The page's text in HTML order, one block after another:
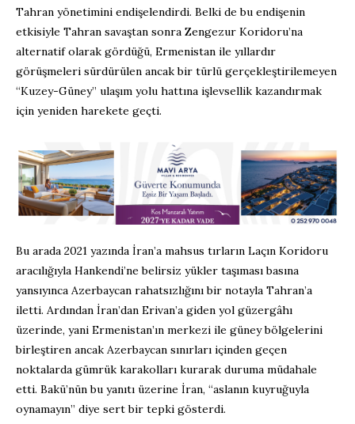
Tahran yönetimini endişelendirdi. Belki de bu endişenin
etkisiyle Tahran savaştan sonra Zengezur Koridoru’na
alternatif olarak gördüğü, Ermenistan ile yıllardır
görüşmeleri sürdürülen ancak bir türlü gerçekleştirilemeyen
“Kuzey-Güney” ulaşım yolu hattına işlevsellik kazandırmak
için yeniden harekete geçti.
Bu arada 2021 yazında İran’a mahsus tırların Laçın Koridoru
aracılığıyla Hankendi’ne belirsiz yükler taşıması basına
yansıyınca Azerbaycan rahatsızlığını bir notayla Tahran’a
iletti. Ardından İran’dan Erivan’a giden yol güzergâhı
üzerinde, yani Ermenistan’ın merkezi ile güney bölgelerini
birleştiren ancak Azerbaycan sınırları içinden geçen
noktalarda gümrük karakolları kurarak duruma müdahale
etti. Bakü’nün bu yanıtı üzerine İran, “aslanın kuyruğuyla
oynamayın” diye sert bir tepki gösterdi.